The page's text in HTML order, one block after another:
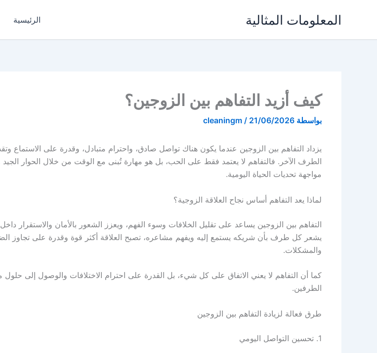
المعلومات المثالية الرئيسية
كيف أزيد التفاهم بين الزوجين؟
بواسطة cleaningm / 21/06/2026
يزداد التفاهم بين الزوجين عندما يكون هناك تواصل صادق، واحترام متبادل، وقدرة على الاستماع
الطرف الآخر. فالتفاهم لا يعتمد فقط على الحب، بل هو مهارة تُبنى مع الوقت من خلال الحوار الجيد
مواجهة تحديات الحياة اليومية.
لماذا يعد التفاهم أساس نجاح العلاقة الزوجية؟
التفاهم بين الزوجين يساعد على تقليل الخلافات وسوء الفهم، ويعزز الشعور بالأمان والاستقرار
يشعر كل طرف بأن شريكه يستمع إليه ويفهم مشاعره، تصبح العلاقة أكثر قوة وقدرة على تجاوز
والمشكلات.
كما أن التفاهم لا يعني الاتفاق على كل شيء، بل القدرة على احترام الاختلافات والوصول إلى
الطرفين.
طرق فعالة لزيادة التفاهم بين الزوجين
1. تحسين التواصل اليومي